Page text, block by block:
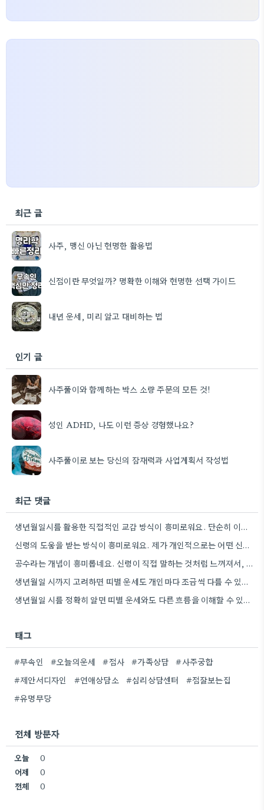
최근 글
사주, 맹신 아닌 현명한 활용법
신점이란 무엇일까? 명확한 이해와 현명한 선택 가이드
내년 운세, 미리 알고 대비하는 법
인기 글
사주풀이와 함께하는 박스 소량 주문의 모든 것!
성인 ADHD, 나도 이런 증상 경험했나요?
사주풀이로 보는 당신의 잠재력과 사업계획서 작성법
최근 댓글
생년월일시를 활용한 직접적인 교감 방식이 흥미로워요. 단순히 이론적 틀에 기대는 것보다, 개인의 상황에 맞춰 신령의…
신령의 도움을 받는 방식이 흥미로워요. 제가 개인적으로는 어떤 신령이 상담자의 상황에 맞춰 질문을 받아들이는지 궁금하네요.
공수라는 개념이 흥미롭네요. 신령이 직접 말하는 것처럼 느껴져서, 현대적인 AI 챗봇의 답변 방식과 연결해서 생각해…
생년월일 시까지 고려하면 띠별 운세도 개인마다 조금씩 다를 수 있네요. 특히 연말에 태어난 분들은 좀…
생년월일 시를 정확히 알면 띠별 운세와도 다른 흐름을 이해할 수 있다는 점이 흥미로웠어요. 저는 태어난…
태그
#무속인 #오늘의운세 #점사 #가족상담
#사주궁합
#제안서디자인
#연애상담소 #심리상담센터
#점잘보는집
#유명무당
전체 방문자
오늘
0
어제
0
전체
0